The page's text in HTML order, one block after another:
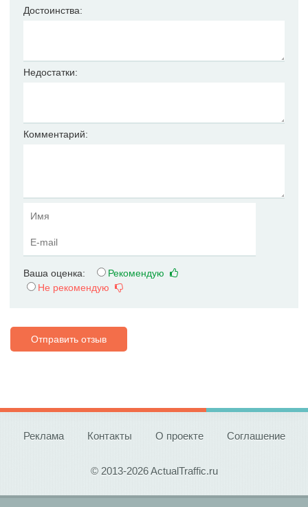
Достоинства:
Недостатки:
Комментарий:
Ваша оценка:
Рекомендую
Не рекомендую
Отправить отзыв
Реклама Контакты О проекте Соглашение
© 2013-2026 ActualTraffic.ru